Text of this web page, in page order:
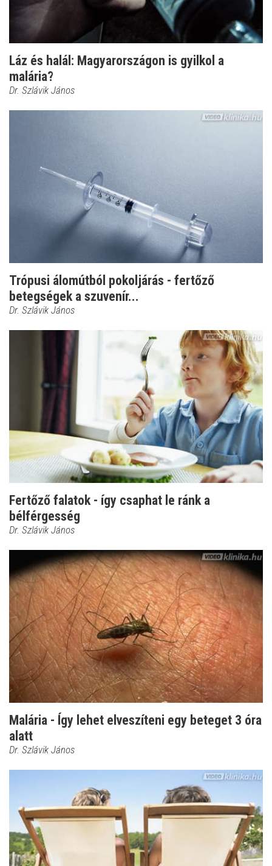
Láz és halál: Magyarországon is gyilkol a
malária?
Dr. Szlávik János
Trópusi álomútból pokoljárás - fertőző
betegségek a szuvenír...
Dr. Szlávik János
Fertőző falatok - így csaphat le ránk a
bélférgesség
Dr. Szlávik János
Malária - Így lehet elveszíteni egy beteget 3 óra
alatt
Dr. Szlávik János